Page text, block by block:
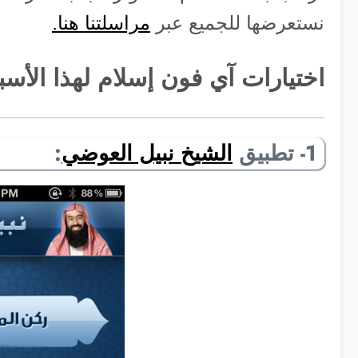
نستعرضها للجميع عبر مراسلتنا هنا.
اختيارات آي فون إسلام لهذا
1- تطبيق الشيخ نبيل العوضي: